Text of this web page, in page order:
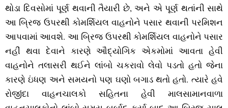
થોડા દિવસોમાં પૂર્ણ થવાની તૈયારી છે, અને એ પૂર્ણ થતાંની સાથે
આ બ્રિજ ઉપરથી કોમર્શિયલ વાહનોને પસાર થવાની પરમિશન
આપવામાં આવશે. આ બ્રિજ ઉપરથી કોમર્શિયલ વાહનોને પસાર
નહીં થવા દેવાને કારણે ઔદ્યોગિક એકમોમાં આવતા હેવી
વાહનોને તલાસરી થઈને લાંબો ચકરાવો લેવો પડતો હતો જેના
કારણે ઇંધણ અને સમયનો પણ ઘણો બગાડ થતો હતો. ત્‍યારે હવે
રોજીંદા વાહનચાલકો સહિતના હેવી માલસામાનવાળા